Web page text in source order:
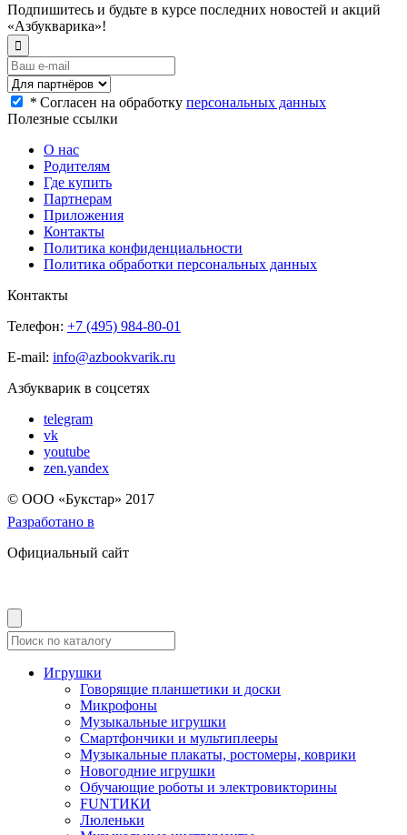
Подпишитесь и будьте в курсе последних новостей и акций
«Азбукварика»!
* Согласен на обработку персональных данных
Полезные ссылки
О нас
Родителям
Где купить
Партнерам
Приложения
Контакты
Политика конфиденциальности
Политика обработки персональных данных
Контакты
Телефон: +7 (495) 984-80-01
E-mail: info@azbookvarik.ru
Азбукварик в соцсетях
telegram
vk
youtube
zen.yandex
© OOO «Букстар» 2017
Разработано в
Официальный сайт
Игрушки
Говорящие планшетики и доски
Микрофоны
Музыкальные игрушки
Смартфончики и мультиплееры
Музыкальные плакаты, ростомеры, коврики
Новогодние игрушки
Обучающие роботы и электровикторины
FUNТИКИ
Люленьки